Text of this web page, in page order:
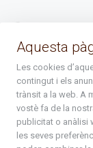
+376 878
De Dl. a Dv.
fins al
Aquesta
Les cookies
contingut i els
trànsit a la web. A
vostè fa de la
publicitat o anàlisi
les seves